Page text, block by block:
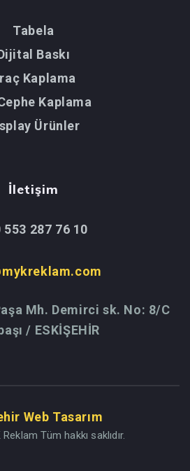
Tabela
Baskı
Kaplama
Kaplama
Ürünler
İletişim
553 287 76 10
Mh. Demirci sk. No: 8/C
/ ESKİŞEHİR
Web Tasarım
Tüm hakkı saklıdır.